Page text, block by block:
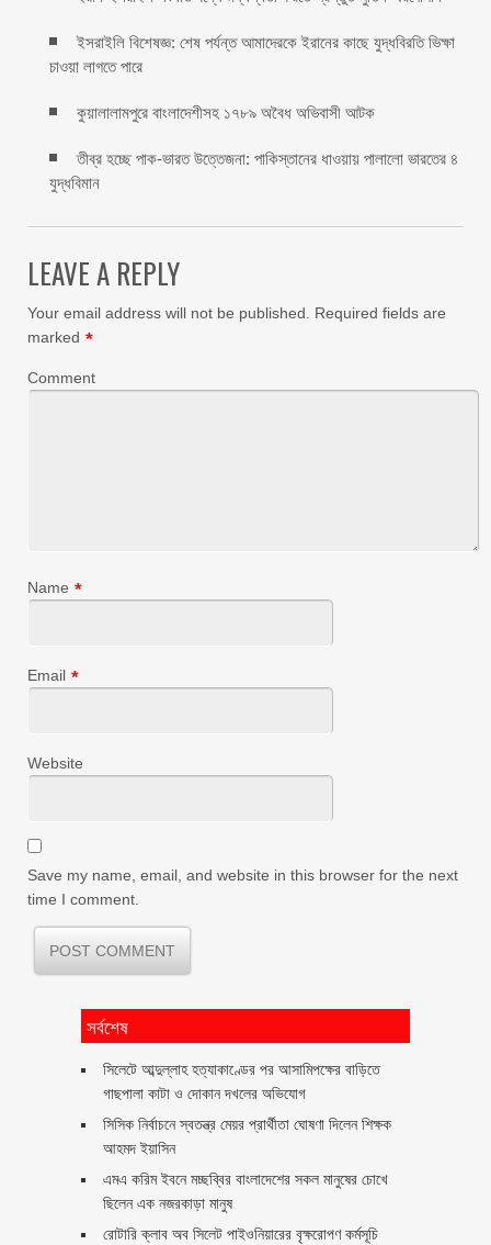
ইসরাইলি বিশেষজ্ঞ: শেষ পর্যন্ত আমাদেরকে ইরানের কাছে যুদ্ধবিরতি ভিক্ষা
চাওয়া লাগতে পারে
কুয়ালালামপুরে বাংলাদেশীসহ ১৭৮৯ অবৈধ অভিবাসী আটক
তীব্র হচ্ছে পাক-ভারত উত্তেজনা: পাকিস্তানের ধাওয়ায় পালালো ভারতের ৪
যুদ্ধবিমান
LEAVE A REPLY
Your email address will not be published. Required fields are
marked *
Comment
Name *
Email *
Website
Save my name, email, and website in this browser for the next
time I comment.
সর্বশেষ
সিলেটে আব্দুল্লাহ হত্যাকাণ্ডের পর আসামিপক্ষের বাড়িতে
গাছপালা কাটা ও দোকান দখলের অভিযোগ
সিসিক নির্বাচনে স্বতন্ত্র মেয়র প্রার্থীতা ঘোষণা দিলেন শিক্ষক
আহমদ ইয়াসিন
এমএ করিম ইবনে মচ্ছব্বির বাংলাদেশের সকল মানুষের চোখে
ছিলেন এক নজরকাড়া মানুষ ‎
রোটারি ক্লাব অব সিলেট পাইওনিয়ারের বৃক্ষরোপণ কর্মসূচি